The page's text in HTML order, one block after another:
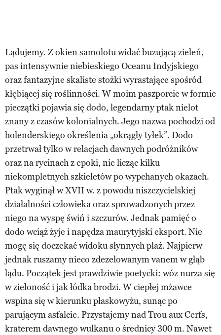
Lądujemy. Z okien samolotu widać buzującą zieleń,
pas intensywnie niebieskiego Oceanu Indyjskiego
oraz fantazyjne skaliste stożki wyrastające spośród
kłębiącej się roślinności. W moim paszporcie w formie
pieczątki pojawia się dodo, legendarny ptak nielot
znany z czasów kolonialnych. Jego nazwa pochodzi od
holenderskiego określenia „okrągły tyłek”. Dodo
przetrwał tylko w relacjach dawnych podróżników
oraz na rycinach z epoki, nie licząc kilku
niekompletnych szkieletów po wypchanych okazach.
Ptak wyginął w XVII w. z powodu niszczycielskiej
działalności człowieka oraz sprowadzonych przez
niego na wyspę świń i szczurów. Jednak pamięć o
dodo wciąż żyje i napędza maurytyjski eksport. Nie
mogę się doczekać widoku słynnych plaż. Najpierw
jednak ruszamy nieco zdezelowanym vanem w głąb
lądu. Początek jest prawdziwie poetycki: wóz nurza się
w zieloność i jak łódka brodzi. W ciepłej mżawce
wspina się w kierunku płaskowyżu, sunąc po
parującym asfalcie. Przystajemy nad Trou aux Cerfs,
kraterem dawnego wulkanu o średnicy 300 m. Nawet